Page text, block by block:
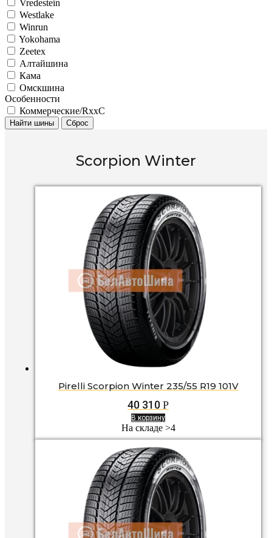
Vredestein
Westlake
Winrun
Yokohama
Zeetex
Алтайшина
Кама
Омскшина
Особенности
Коммерческие/RxxC
Найти шины Сброс
Scorpion Winter
Pirelli Scorpion Winter 235/55 R19 101V
40 310 Р
В корзину
На складе >4